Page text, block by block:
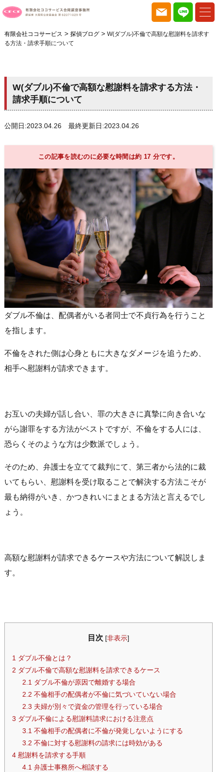
有限会社ココサービス > 探偵ブログ> W(ダブル)不倫で高額な慰謝料を請求す
る方法・請求手順について
W(ダブル)不倫で高額な慰謝料を請求する方法・
請求手順について
公開日:2023.04.26 最終更新日:2023.04.26
この記事を読むのに必要な時間は約 17 分です。
ダブル不倫は、配偶者がいる者同士で不貞行為を行うこと
を指します。
不倫をされた側は心身ともに大きなダメージを追うため、
相手へ慰謝料が請求できます。
お互いの夫婦が話し合い、罪の大きさに真摯に向き合いな
がら謝罪をする方法がベストですが、不倫をする人には、
恐らくそのような方は少数派でしょう。
そのため、弁護士を立てて裁判にて、第三者から法的に裁
いてもらい、慰謝料を受け取ることで解決する方法こそが
最も納得がいき、かつきれいにまとまる方法と言えるでし
ょう。
高額な慰謝料が請求できるケースや方法について解説しま
す。
目次 [非表示]
1 ダブル不倫とは？
2 ダブル不倫で高額な慰謝料を請求できるケース
2.1 ダブル不倫が原因で離婚する場合
2.2 不倫相手の配偶者が不倫に気づいていない場合
2.3 夫婦が別々で資金の管理を行っている場合
3 ダブル不倫による慰謝料請求における注意点
3.1 不倫相手の配偶者に不倫が発覚しないようにする
3.2 不倫に対する慰謝料の請求には時効がある
4慰謝料を請求する手順
4.1 弁護士事務所へ相談する